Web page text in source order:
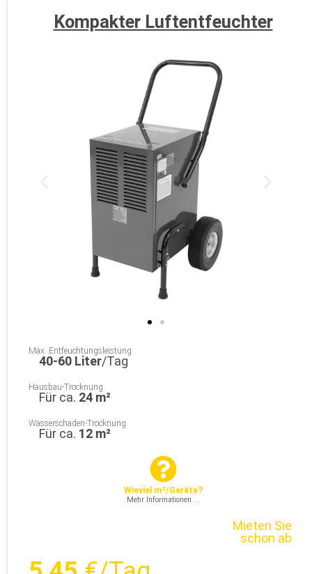
Kompakter Luftentfeuchter
Max. Entfeuchtungsleistung
40-60 Liter/Tag
Hausbau-Trocknung
Für ca. 24 m²
Wasserschaden-Trocknung
Für ca. 12 m²
Wieviel m²/Geräte?
Mehr Informationen ...
Mieten Sie
schon ab